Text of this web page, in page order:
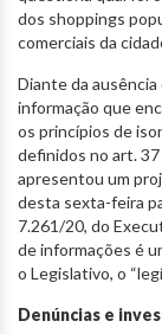
dos shoppings
comerciais da
Diante da
informação que
os princípios de
definidos no art.
apresentou um
desta sexta-feira
7.261/20, do
de informações é
o Legislativo, o
Denúncias e